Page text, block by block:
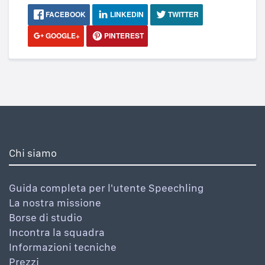
FACEBOOK LINKEDIN
TWITTER
GOOGLE+
PINTEREST
Chi siamo
Guida completa per l'utente Speechling
La nostra missione
Borse di studio
Incontra la squadra
Informazioni tecniche
Prezzi